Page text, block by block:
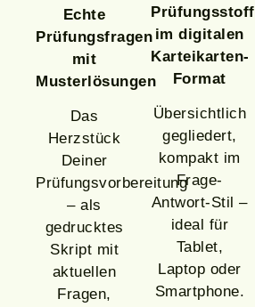
Echte
Prüfungsfragen
mit
Musterlösungen
Das
Herzstück
Deiner
Prüfungsvorbereitung
– als
gedrucktes
Skript mit
aktuellen
Fragen,
Prüfungsstoff
im digitalen
Karteikarten-
Format
Übersichtlich
gegliedert,
kompakt im
Frage-
Antwort-Stil –
ideal für
Tablet,
Laptop oder
Smartphone.